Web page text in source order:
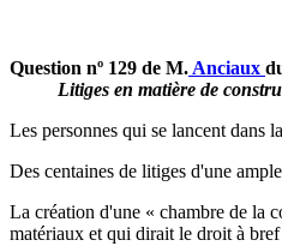
Question nº 129 de M. Anciaux
Litiges en matière de
Les personnes qui se lancent dans
Des centaines de litiges d'une
La création d'une « chambre de la
matériaux et qui dirait le droit à